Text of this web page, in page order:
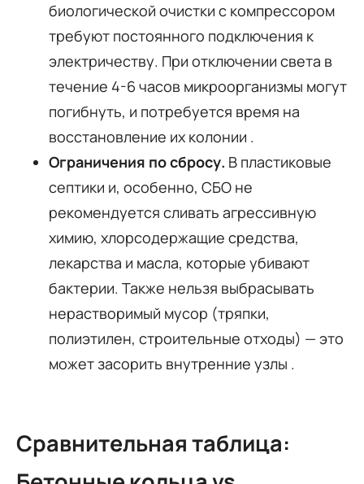
биологической очистки с компрессором
требуют постоянного подключения к
электричеству. При отключении света в
течение 4-6 часов микроорганизмы могут
погибнуть, и потребуется время на
восстановление их колонии .
Ограничения по сбросу. В пластиковые
септики и, особенно, СБО не
рекомендуется сливать агрессивную
химию, хлорсодержащие средства,
лекарства и масла, которые убивают
бактерии. Также нельзя выбрасывать
нерастворимый мусор (тряпки,
полиэтилен, строительные отходы) — это
может засорить внутренние узлы .
Сравнительная таблица: